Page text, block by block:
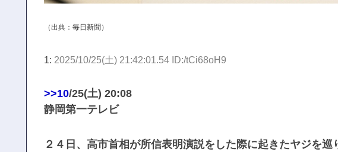
（出典： 毎日新聞 ）
1: 2025/10/25(土) 21:42:01.54 ID:/tCi68oH9
>>10/25(土) 20:08
静岡第一テレビ
２４日、高市首相が所信表明演説をした際に起きたヤジを